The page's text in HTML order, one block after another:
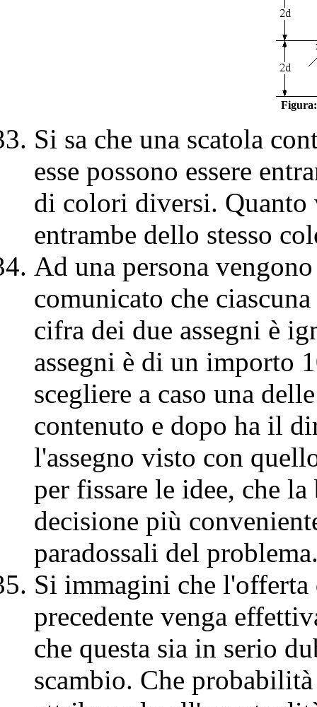
Figura:
Si sa che una scatola
esse possono essere
di colori diversi. Quanto
entrambe dello stesso
Ad una persona
comunicato che
cifra dei due assegni è
assegni è di un importo
scegliere a caso una
contenuto e dopo ha il
l'assegno visto con
per fissare le idee, che
decisione più
paradossali del
Si immagini che l'offerta
precedente venga
che questa sia in serio
scambio. Che